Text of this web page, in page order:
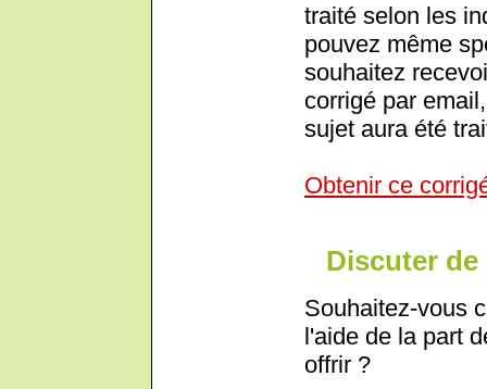
traité selon les
pouvez même
souhaitez
corrigé par
sujet aura été
Obtenir ce
Discuter de
Souhaitez-vous
l'aide de la part
offrir ?